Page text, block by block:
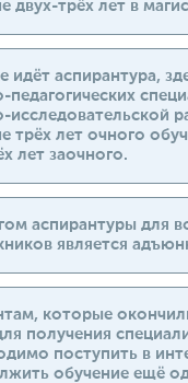
двух-трёх лет в
идёт аспирантура,
педагогических
исследовательской
трёх лет очного
лет заочного.
аспирантуры для
является
которые
получения
поступить в
обучение ещё